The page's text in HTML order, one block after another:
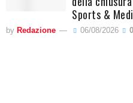
Sports &
by Redazione 06/08/2026 0